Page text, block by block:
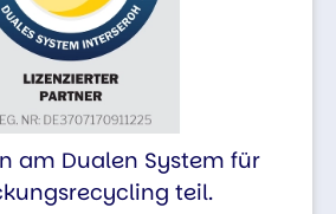
am Dualen System für
teil.